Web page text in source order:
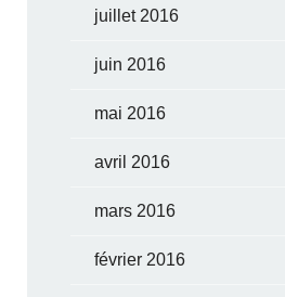
juillet 2016
juin 2016
mai 2016
avril 2016
mars 2016
février 2016